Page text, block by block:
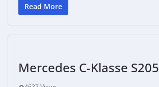
Read More
Mercedes C-Klasse S205